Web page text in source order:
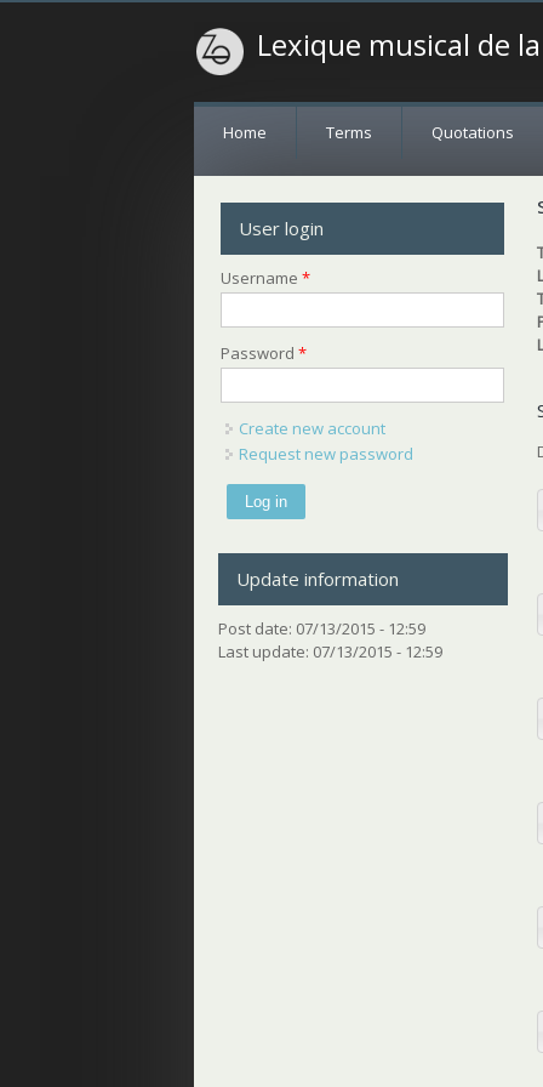
Lexique musical de
Home Terms Quotations
User login
Username*
Password*
Create new account
Request new password
Update information
Post date: 07/13/2015 - 12:59
Last update: 07/13/2015 - 12:59